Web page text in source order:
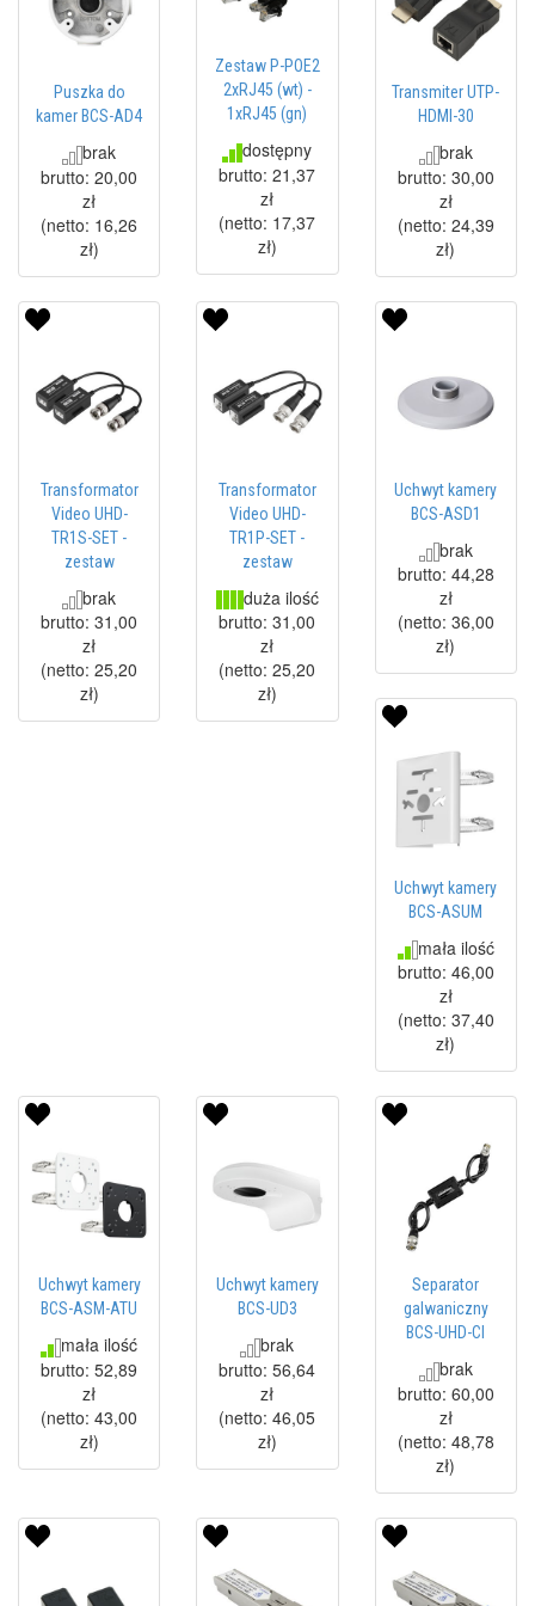
Puszka do
kamer BCS-AD4
brak
brutto:20,00
zł
(netto: 16,26
zł)
Zestaw P-POE2
2xRJ45 (wt) -
1xRJ45 (gn)
dostępny
brutto:21,37
zł
(netto: 17,37
zł)
Transmiter UTP-
HDMI-30
brak
brutto: 30,00
zł
(netto: 24,39
zł)
Transformator
Video UHD-
TR1S-SET -
zestaw
brak
brutto:31,00
zł
(netto:25,20
zł)
Transformator
Video UHD-
TR1P-SET -
zestaw
duża ilość
brutto:31,00
zł
(netto:25,20
zł)
Uchwyt kamery
BCS-ASD1
brak
brutto: 44,28
zł
(netto: 36,00
zł)
Uchwyt kamery
BCS-ASUM
mała ilość
brutto: 46,00
zł
(netto: 37,40
zł)
Uchwyt kamery
BCS-ASM-ATU
mała ilość
brutto:52,89
zł
(netto:43,00
zł)
Uchwyt kamery
BCS-UD3
brak
brutto:56,64
zł
(netto:46,05
zł)
Separator
galwaniczny
BCS-UHD-CI
brak
brutto: 60,00
zł
(netto: 48,78
zł)